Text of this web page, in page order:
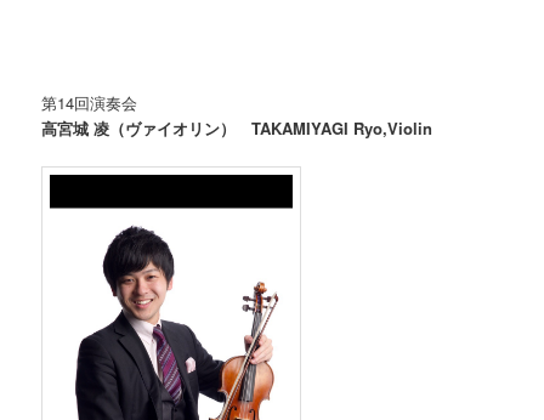
第14回演奏会
高宮城 凌（ヴァイオリン） TAKAMIYAGI Ryo,Violin